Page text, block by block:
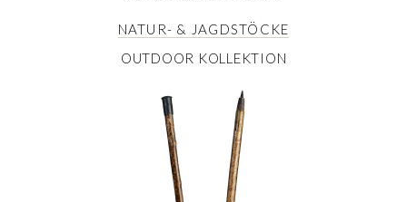
NATUR- & JAGDSTÖCKE
OUTDOOR KOLLEKTION